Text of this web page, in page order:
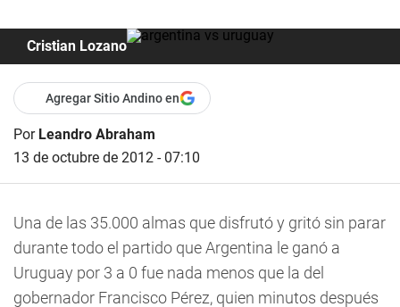
Cristian Lozano
Agregar Sitio Andino en
Por Leandro Abraham
13 de octubre de 2012 - 07:10
Una de las 35.000 almas que disfrutó y gritó sin parar
durante todo el partido que Argentina le ganó a
Uruguay por 3 a 0 fue nada menos que la del
gobernador Francisco Pérez, quien minutos después